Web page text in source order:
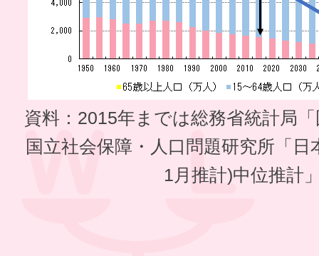
資料：2015年までは総務省統計局
国立社会保障・人口問題研究所「
1月推計)中位推計